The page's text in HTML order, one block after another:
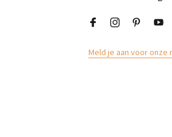
Meld je aan voor onze